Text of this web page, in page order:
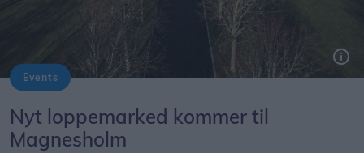
Events
Nyt loppemarked kommer til
Magnesholm